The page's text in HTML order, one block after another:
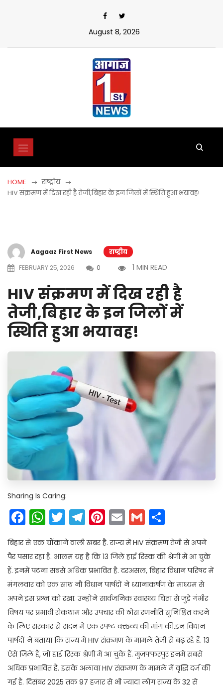
August 8, 2026
HOME
राष्ट्रीय
HIV संक्रमण में दिख रही है तेजी,बिहार के इन जिलों में स्थिति हुआ भयावह!
Aagaaz First News
राष्ट्रीय
FEBRUARY 25, 2026
0 1 MIN READ
HIV संक्रमण में दिख रही है
तेजी,बिहार के इन जिलों में
स्थिति हुआ भयावह!
Sharing Is Caring:
Facebook
WhatsApp
Twitter
Telegram
Pinterest
EmailGmail
बिहार से एक चौंकाने वाली खबर है. राज्य में HIV संक्रमण तेजी से अपने
पैर पसार रहा है. आलम यह है कि 13 जिले हाई रिस्क की श्रेणी में आ चुके
हैं. इनमें पटना सबसे अधिक प्रभावित है. दरअसल, बिहार विधान परिषद में
मंगलवार को एक साथ नौ विधान पार्षदों ने ध्यानाकर्षण के माध्यम से
अपने इस प्रश्न को रखा. उन्होंने सार्वजनिक स्वास्थ्य चिंता से जुड़े गंभीर
विषय पर प्रभावी रोकथाम और उपचार की ठोस रणनीति सुनिश्चित करने
के लिए सरकार से सदन में एक स्पष्ट वक्तव्य की मांग की.इन विधान
पार्षदों ने बताया कि राज्य में HIV संक्रमण के मामले तेजी से बढ़ रहे हैं. 13
ऐसे जिले हैं, जो हाई रिस्क श्रेणी में आ चुके हैं. मुजफ्फरपुर इनमें सबसे
अधिक प्रभावित है. इसके अलावा HIV संक्रमण के मामले में वृद्धि दर्ज की
गई है. दिसंबर 2025 तक 97 हजार से भी ज्यादा लोग राज्य के 32 से